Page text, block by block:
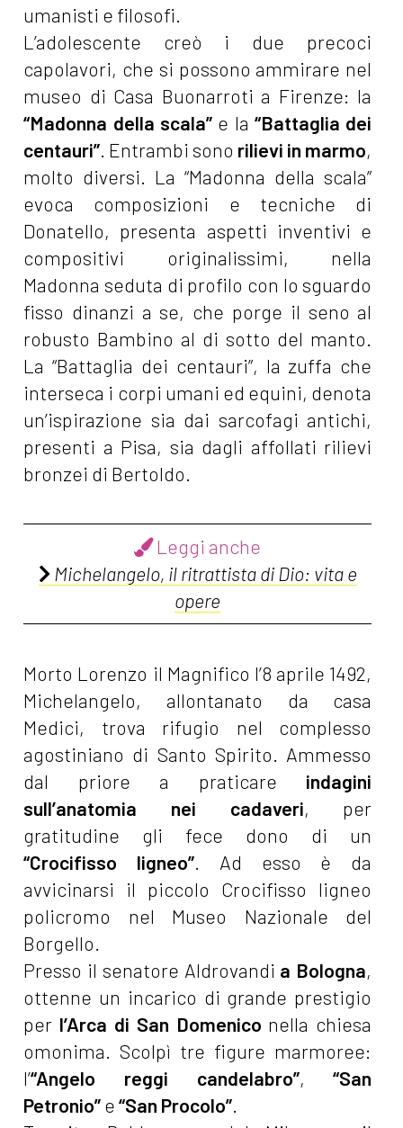
umanisti e filosofi.
L’adolescente creò i due precoci
capolavori, che si possono ammirare nel
museo di Casa Buonarroti a Firenze: la
“Madonna della scala”e la “Battaglia dei
centauri” . Entrambi sono rilievi in marmo,
molto diversi. La “Madonna della scala”
evoca composizioni e tecniche di
Donatello, presenta aspetti inventivi e
compositivi originalissimi, nella
Madonna seduta di profilo con lo sguardo
fisso dinanzi a se, che porge il seno al
robusto Bambino al di sotto del manto.
La “Battaglia dei centauri”, la zuffa che
interseca i corpi umani ed equini, denota
un’ispirazione sia dai sarcofagi antichi,
presenti a Pisa, sia dagli affollati rilievi
bronzei di Bertoldo.
Leggi anche
Michelangelo, il ritrattista di Dio: vita e
opere
Morto Lorenzo il Magnifico l’8 aprile 1492,
Michelangelo, allontanato da casa
Medici, trova rifugio nel complesso
agostiniano di Santo Spirito. Ammesso
dal priore a praticare indagini
sull’anatomia nei cadaveri, per
gratitudine gli fece dono di un
“Crocifisso ligneo” . Ad esso è da
avvicinarsi il piccolo Crocifisso ligneo
policromo nel Museo Nazionale del
Borgello.
Presso il senatore Aldrovandi a Bologna,
ottenne un incarico di grande prestigio
per l’Arca di San Domenico nella chiesa
omonima. Scolpì tre figure marmoree:
l’“Angelo reggi candelabro”,“San
Petronio” e “San Procolo”